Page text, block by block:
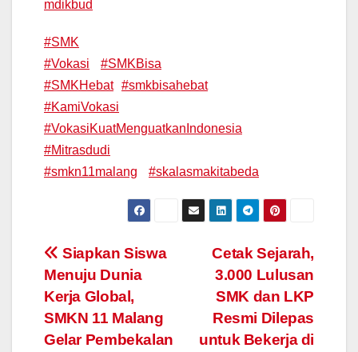
mdikbud
#SMK
#Vokasi
#SMKBisa
#SMKHebat #smkbisahebat
#KamiVokasi
#VokasiKuatMenguatkanIndonesia
#Mitrasdudi
#smkn11malang
#skalasmakitabeda
Post
navigation
Cetak Sejarah,
3.000 Lulusan
SMK dan LKP
Resmi Dilepas
untuk Bekerja di
Siapkan Siswa
Menuju Dunia
Kerja Global,
SMKN 11 Malang
Gelar Pembekalan